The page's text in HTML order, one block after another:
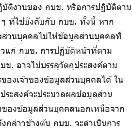
บัติงานของ กบข. หรือการปฏิบัติตาม
ที่ใช้บังคับกับ กบข. ทั้งนี้ หาก
ส่วนบุคคลไม่ให้ข้อมูลส่วนบุคคลที่
วแก่ กบข. การปฏิบัติหน้าที่ตาม
ข. อาจไม่บรรลุวัตถุประสงค์ตาม
ของเจ้าของข้อมูลส่วนบุคคลได้ ใน
ะสงค์จะประมวลผลข้อมูลส่วน
ของข้อมูลส่วนบุคคลนอกเหนือจาก
กล่าวข้างต้น กบข. จะดำเนินการ